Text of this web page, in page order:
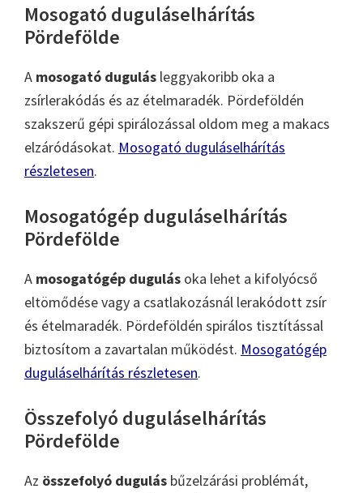
Mosogató duguláselhárítás
Pördefölde
A mosogató dugulás leggyakoribb oka a
zsírlerakódás és az ételmaradék. Pördeföldén
szakszerű gépi spirálozással oldom meg a makacs
elzáródásokat. Mosogató duguláselhárítás
részletesen.
Mosogatógép duguláselhárítás
Pördefölde
A mosogatógép dugulás oka lehet a kifolyócső
eltömődése vagy a csatlakozásnál lerakódott zsír
és ételmaradék. Pördeföldén spirálos tisztítással
biztosítom a zavartalan működést. Mosogatógép
duguláselhárítás részletesen.
Összefolyó duguláselhárítás
Pördefölde
Az összefolyó dugulás bűzelzárási problémát,